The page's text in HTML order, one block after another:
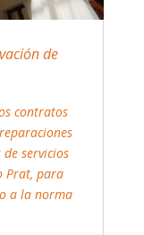
de
contratos
servicios
Prat, para
a la norma